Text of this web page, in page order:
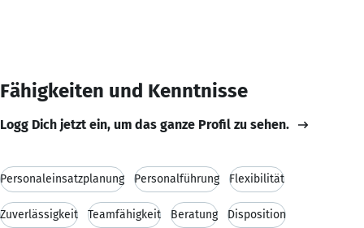
Fähigkeiten und Kenntnisse
Logg Dich jetzt ein, um das ganze Profil zu sehen.
Personaleinsatzplanung Personalführung Flexibilität
Zuverlässigkeit Teamfähigkeit Beratung Disposition